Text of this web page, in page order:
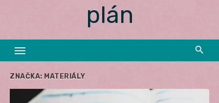
plán
ZNAČKA: MATERIÁLY